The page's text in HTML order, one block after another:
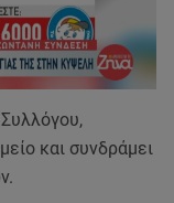
και συνδράμει